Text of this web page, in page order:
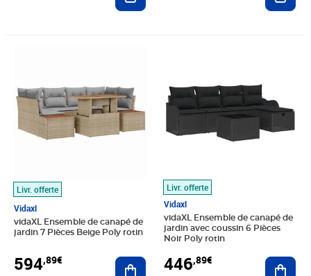
Livr. offerte
Vidaxl
vidaXL Ensemble de canapé de
jardin 7 Pièces Beige Poly rotin
594,89€ Ajouter au panier
Livr. offerte
Vidaxl
vidaXL Ensemble de canapé de
jardin avec coussin 6 Pièces
Noir Poly rotin
446,89€